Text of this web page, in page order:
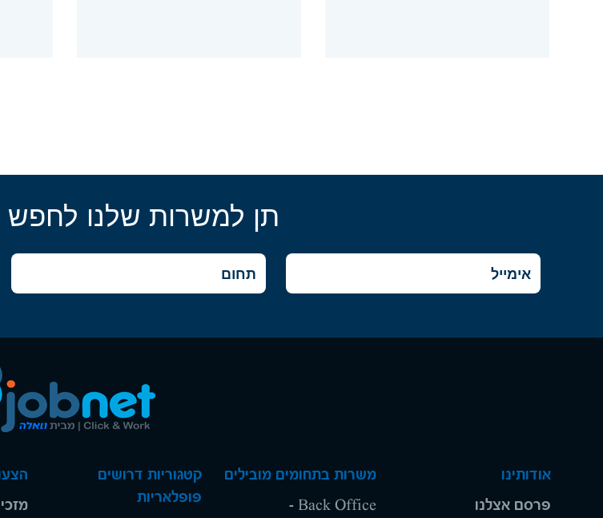
תן למשרות שלנו לחפש
אודותינו
פרסם אצלנו
משרות בתחומים מובילים
Back Office -
קטגוריות דרושים
פופלאריות